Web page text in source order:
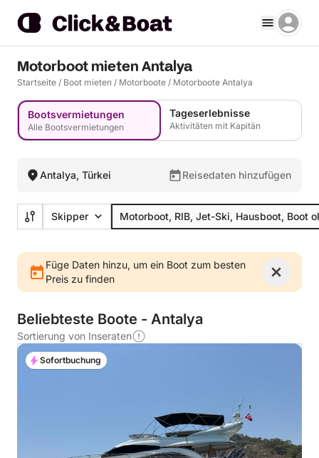
Motorboot mieten Antalya
Startseite / Boot mieten / Motorboote / Motorboote Antalya
Bootsvermietungen
Alle Bootsvermietungen
Tageserlebnisse
Aktivitäten mit Kapitän
Antalya, Türkei Reisedaten hinzufügen
Skipper Motorboot, RIB, Jet-Ski, Hausboot, Boot
Füge Daten hinzu, um ein Boot zum besten
Preis zu finden
Beliebteste Boote - Antalya
Sortierung von Inseraten
Sofortbuchung